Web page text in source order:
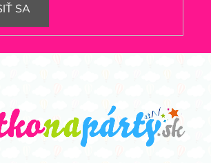
SA